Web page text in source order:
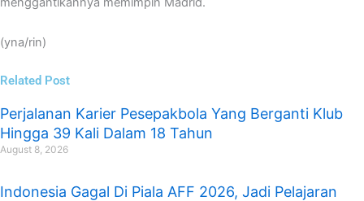
(yna/rin)
Related Post
Perjalanan Karier Pesepakbola Yang Berganti Klub
Hingga 39 Kali Dalam 18 Tahun
August 8, 2026
Indonesia Gagal Di Piala AFF 2026, Jadi Pelajaran